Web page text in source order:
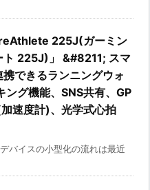
225J(ガーミン
ト 225J)」 &#8211; スマ
できるランニングウォ
ング機能、SNS共有、GP
速度計)、光学式心拍
バイスの小型化の流れは最近